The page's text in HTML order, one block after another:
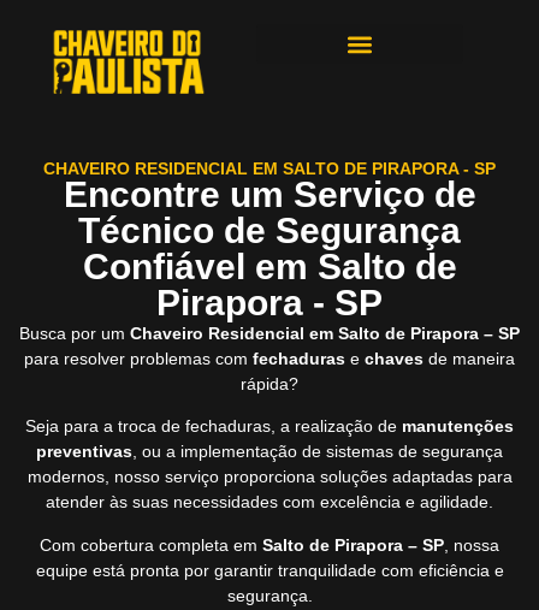
CHAVEIRO RESIDENCIAL EM SALTO DE PIRAPORA - SP
Encontre um Serviço de
Técnico de Segurança
Confiável em Salto de
Pirapora - SP
Busca por um Chaveiro Residencial em Salto de Pirapora – SP
para resolver problemas com fechaduras e chaves de maneira
rápida?
Seja para a troca de fechaduras, a realização de manutenções
preventivas, ou a implementação de sistemas de segurança
modernos, nosso serviço proporciona soluções adaptadas para
atender às suas necessidades com excelência e agilidade.
Com cobertura completa em Salto de Pirapora – SP , nossa
equipe está pronta por garantir tranquilidade com eficiência e
segurança.